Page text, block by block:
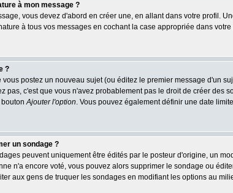
à mon message ?
vous devez d'abord en créer une, en allant dans votre profil.
à tous vos messages en cochant la case appropriée dans
?
postez un nouveau sujet (ou éditez le premier message d'un
pas, c'est que vous n'avez probablement pas le droit de créer des
boutonAjouter l'option. Vous pouvez également définir une date
un sondage ?
peuvent uniquement être édités par le posteur d'origine, un
n'a encore voté, vous pouvez alors supprimer le sondage ou
aux gens de truquer les sondages en modifiant les options au